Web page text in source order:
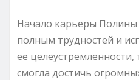
Начало карьеры
полным трудностей и
ее целеустремленности,
смогла достичь